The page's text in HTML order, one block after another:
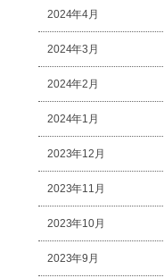
2024年4月
2024年3月
2024年2月
2024年1月
2023年12月
2023年11月
2023年10月
2023年9月